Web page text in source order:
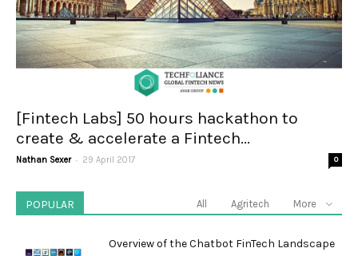
[Fintech Labs] 50 hours hackathon to
create & accelerate a Fintech...
Nathan Sexer - 29 April 2017 0
POPULAR All Agritech More
Overview of the Chatbot FinTech Landscape